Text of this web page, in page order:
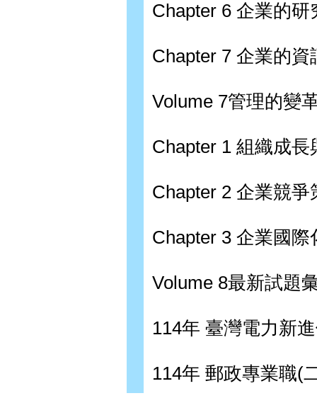
Chapter 6 企業的研
Chapter 7 企業的資
Volume 7管理的變
Chapter 1 組織成長
Chapter 2 企業競爭
Chapter 3 企業國
Volume 8最新試題
114年 臺灣電力新
114年 郵政專業職(